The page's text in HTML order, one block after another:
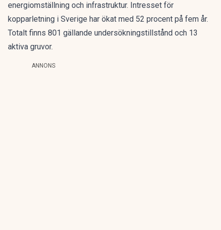
energiomställning och infrastruktur. Intresset för
kopparletning i Sverige har ökat med 52 procent på fem år.
Totalt finns 801 gällande undersökningstillstånd och 13
aktiva gruvor.
ANNONS